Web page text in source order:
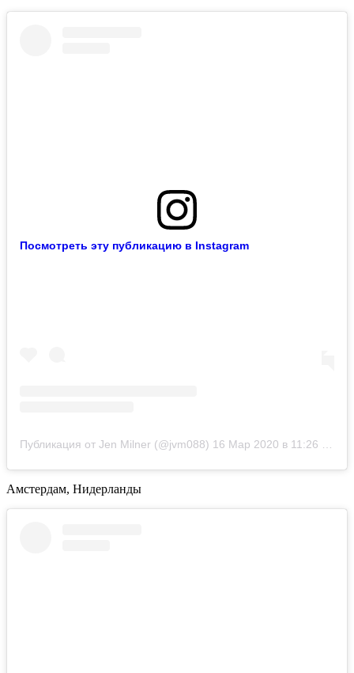
Посмотреть эту публикацию в Instagram
Публикация от Jen Milner (@jvm088) 16 Мар 2020 в 11:26 PDT
Амстердам, Нидерланды